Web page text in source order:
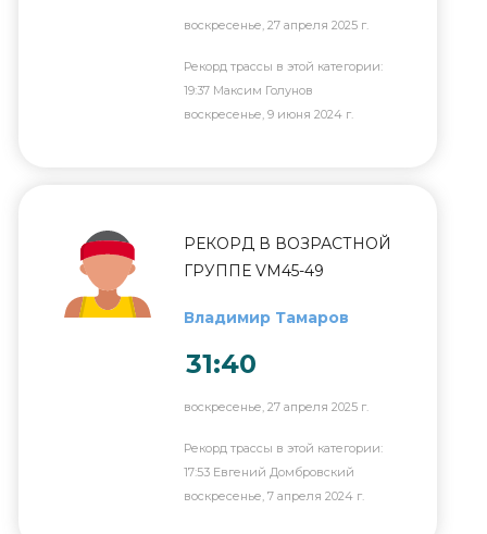
воскресенье, 27 апреля 2025 г.
Рекорд трассы в этой категории:
19:37 Максим Голунов
воскресенье, 9 июня 2024 г.
РЕКОРД В ВОЗРАСТНОЙ
ГРУППЕ VM45-49
Владимир Тамаров
31:40
воскресенье, 27 апреля 2025 г.
Рекорд трассы в этой категории:
17:53 Евгений Домбровский
воскресенье, 7 апреля 2024 г.